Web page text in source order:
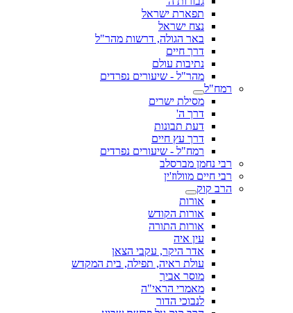
תפארת ישראל
נצח ישראל
באר הגולה, דרשות מהר"ל
דרך חיים
נתיבות עולם
מהר"ל - שיעורים נפרדים
רמח"ל
מסילת ישרים
דרך ה'
דעת תבונות
דרך עץ חיים
רמח"ל - שיעורים נפרדים
רבי נחמן מברסלב
רבי חיים מוולוז'ין
הרב קוק
אורות
אורות הקודש
אורות התורה
עין איה
אדר היקר, עקבי הצאן
עולת ראיה, תפילה, בית המקדש
מוסר אביך
מאמרי הראי"ה
לנבוכי הדור